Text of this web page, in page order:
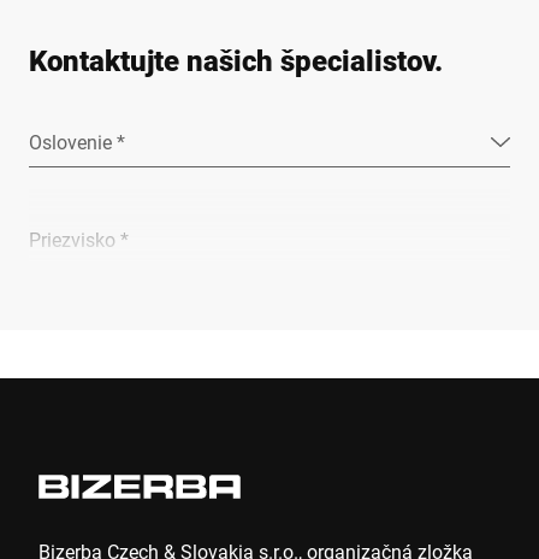
Kontaktujte našich špecialistov.
Oslovenie *
Priezvisko *
Bizerba Czech & Slovakia s.r.o., organizačná zložka